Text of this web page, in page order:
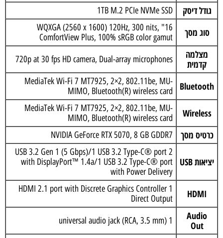
גודל דיסק 1TB M.2 PCIe NVMe SSD
סוג מסך
16" WQXGA (2560 x 1600) 120Hz, 300 nits,
ComfortView Plus, 100% sRGB color gamut
מצלמה
קדמית
720p at 30 fps HD camera, Dual-array microphones
Bluetooth
MediaTek Wi-Fi 7 MT7925, 2×2, 802.11be, MU-
MIMO, Bluetooth(R) wireless card
Wireless
MediaTek Wi-Fi 7 MT7925, 2×2, 802.11be, MU-
MIMO, Bluetooth(R) wireless card
כרטיס מסך NVIDIA GeForce RTX 5070, 8 GB GDDR7
יציאות USB
2 USB 3.2 Gen 1 (5 Gbps)/1 USB 3.2 Type-C® port
with DisplayPort™ 1.4a/1 USB 3.2 Type-C® port
with Power Delivery
HDMI
1 HDMI 2.1 port with Discrete Graphics Controller
Direct Output
Audio
Out
1 universal audio jack (RCA, 3.5 mm)